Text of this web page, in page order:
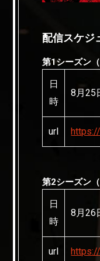
配信スケジ
第1シーズン
日
時
8月25
url
第2シーズン
日
時
8月26
url